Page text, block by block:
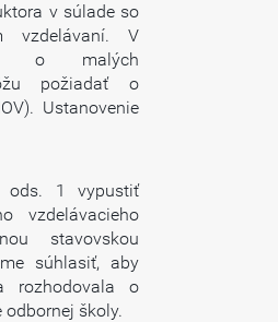
v súlade so
vzdelávaní. V
o malých
požiadať o
Ustanovenie
ods. 1 vypustiť
vzdelávacieho
stavovskou
súhlasiť, aby
rozhodovala o
školy.